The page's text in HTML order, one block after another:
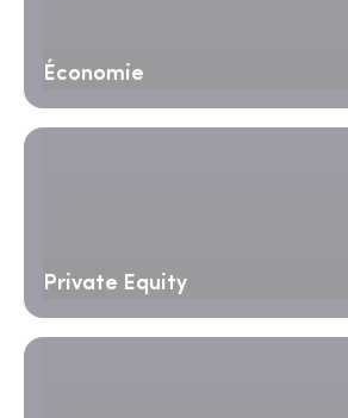
Économie
Private Equity